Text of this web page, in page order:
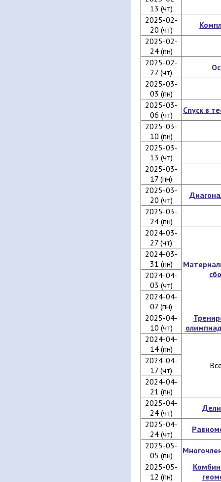
13 (чт)
2025-02-
20 (чт)
2025-02-
24 (пн)
2025-02-
27 (чт)
2025-03-
03 (пн)
2025-03-
06 (чт)
Спуск в
2025-03-
10 (пн)
2025-03-
13 (чт)
2025-03-
17 (пн)
2025-03-
20 (чт)
2025-03-
24 (пн)
2024-03-
27 (чт)
2024-03-
31 (пн)
2024-04-
03 (чт)
2024-04-
07 (пн)
2025-04-
10 (чт)
2024-04-
14 (пн)
2024-04-
17 (чт)
2024-04-
21 (пн)
2025-04-
24 (чт)
2025-04-
24 (чт)
2025-05-
05 (пн)
2025-05-
12 (пн)